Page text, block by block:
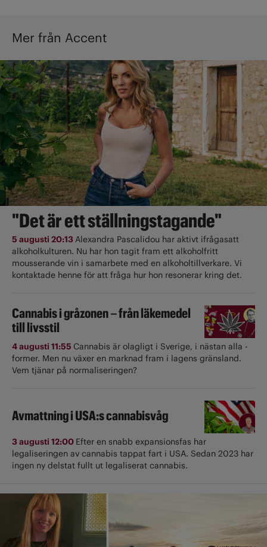
Mer från Accent
"Det är ett ställningstagande"
5 augusti 20:13Alexandra Pascalidou har aktivt ifrågasatt
alkoholkulturen. Nu har hon tagit fram ett alkoholfritt
mousserande vin i samarbete med en alkoholtillverkare. Vi
kontaktade henne för att fråga hur hon resonerar kring det.
Cannabis i gråzonen – från läkemedel
till livsstil
4 augusti 11:55 Cannabis är olagligt i ­Sverige, i nästan alla ­
former. Men nu växer en marknad fram i lagens gränsland.
Vem tjänar på normaliseringen?
Avmattning i USA:s cannabisvåg
3 augusti 12:00 Efter en snabb expansionsfas har
legaliseringen av cannabis tappat fart i USA. Sedan 2023 har
ingen ny delstat fullt ut ­legaliserat cannabis.